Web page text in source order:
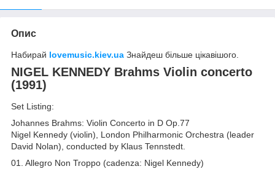
Опис
Набирай lovemusic.kiev.ua Знайдеш більше цікавішого.
NIGEL KENNEDY Brahms Violin concerto
(1991)
Set Listing:
Johannes Brahms: Violin Concerto in D Op.77
Nigel Kennedy (violin), London Philharmonic Orchestra (leader
David Nolan), conducted by Klaus Tennstedt.
01. Allegro Non Troppo (cadenza: Nigel Kennedy)